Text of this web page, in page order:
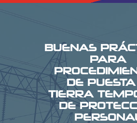
BUENAS
PARA
DE
TIERRA
DE